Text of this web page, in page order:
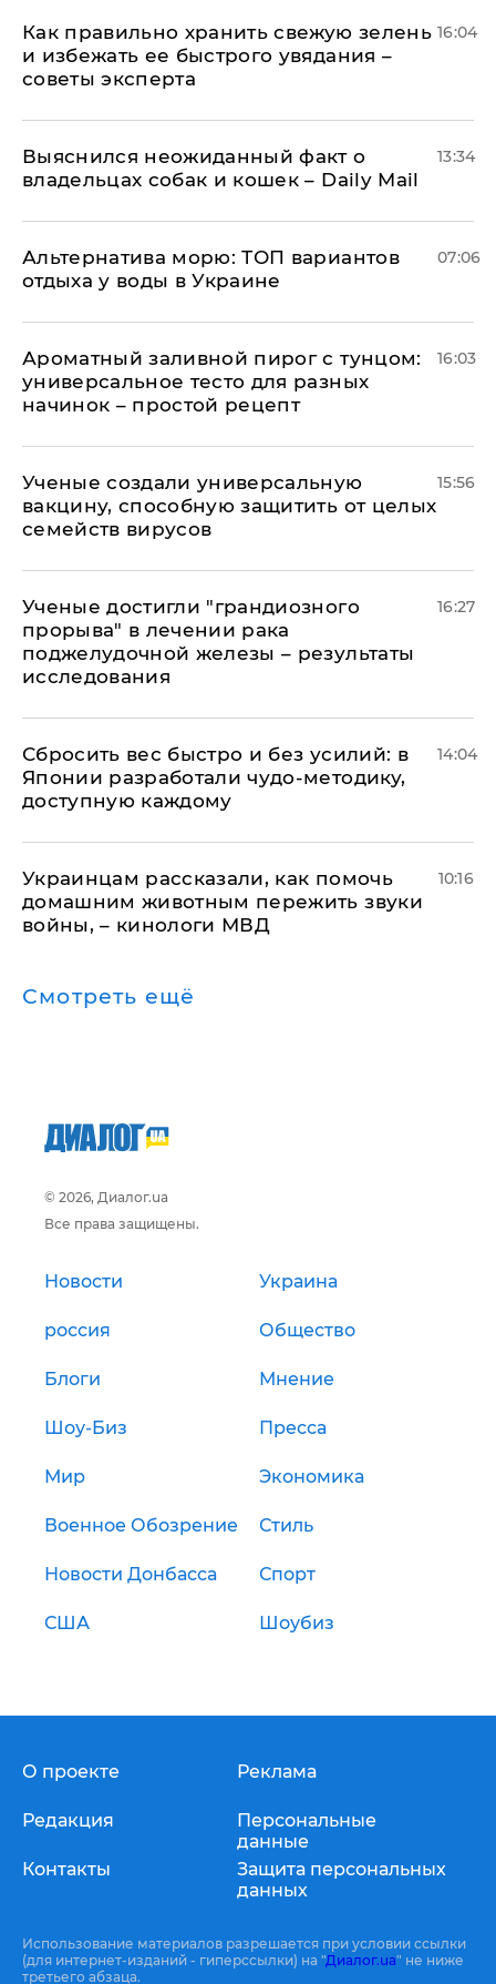
Как правильно хранить свежую зелень
и избежать ее быстрого увядания –
советы эксперта
16:04
Выяснился неожиданный факт о
владельцах собак и кошек – Daily Mail
13:34
Альтернатива морю: ТОП вариантов
отдыха у воды в Украине
07:06
Ароматный заливной пирог с тунцом:
универсальное тесто для разных
начинок – простой рецепт
16:03
Ученые создали универсальную
вакцину, способную защитить от целых
семейств вирусов
15:56
Ученые достигли "грандиозного
прорыва" в лечении рака
поджелудочной железы – результаты
исследования
16:27
Сбросить вес быстро и без усилий: в
Японии разработали чудо-методику,
доступную каждому
14:04
Украинцам рассказали, как помочь
домашним животным пережить звуки
войны, – кинологи МВД
10:16
Смотреть ещё
© 2026, Диалог.ua
Все права защищены.
Новости Украина
россия Общество
Блоги Мнение
Шоу-Биз Пресса
Мир Экономика
Военное Обозрение Стиль
Новости Донбасса Спорт
США Шоубиз
О проекте
Редакция
Контакты
Реклама
Персональные
данные
Защита персональных
данных
Использование материалов разрешается при условии ссылки
(для интернет-изданий - гиперссылки) на "Диалог.ua" не ниже
третьего абзаца.